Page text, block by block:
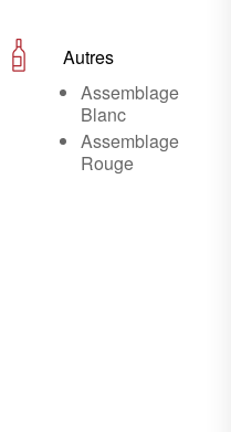
Autres
Assemblage
Blanc
Assemblage
Rouge